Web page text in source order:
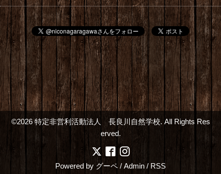
©2026特定非営利活動法人 長良川自然学校. All Rights Res
erved.
Powered by グーペ / Admin / RSS